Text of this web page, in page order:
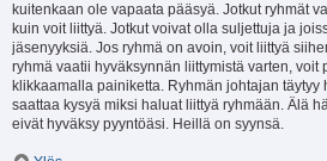
kuitenkaan ole vapaata pääsyä. Jotkut ryhmät
kuin voit liittyä. Jotkut voivat olla suljettuja ja
jäsenyyksiä. Jos ryhmä on avoin, voit liittyä
ryhmä vaatii hyväksynnän liittymistä varten, voit
klikkaamalla painiketta. Ryhmän johtajan täytyy
saattaa kysyä miksi haluat liittyä ryhmään. Älä
eivät hyväksy pyyntöäsi. Heillä on syynsä.